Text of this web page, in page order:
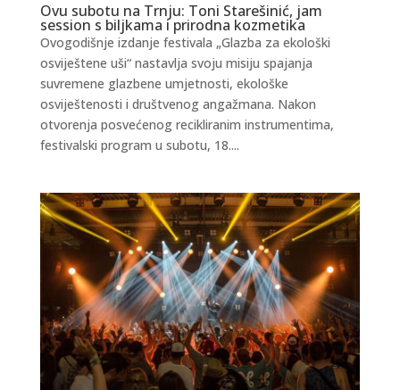
Ovu subotu na Trnju: Toni Starešinić, jam
session s biljkama i prirodna kozmetika
Ovogodišnje izdanje festivala „Glazba za ekološki
osviještene uši“ nastavlja svoju misiju spajanja
suvremene glazbene umjetnosti, ekološke
osviještenosti i društvenog angažmana. Nakon
otvorenja posvećenog recikliranim instrumentima,
festivalski program u subotu, 18....